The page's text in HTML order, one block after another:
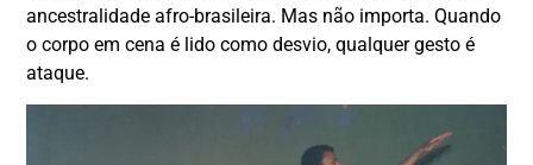
ancestralidade afro-brasileira. Mas não importa. Quando
o corpo em cena é lido como desvio, qualquer gesto é
ataque.